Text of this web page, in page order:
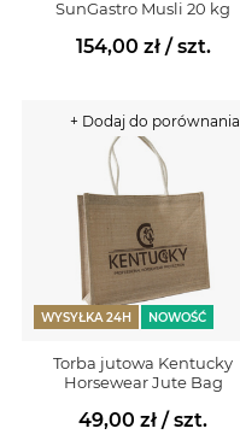
SunGastro Musli 20 kg
154,00 zł/ szt.
WYSYŁKA 24H NOWOŚĆ
Torba jutowa Kentucky
Horsewear Jute Bag
49,00 zł / szt.
+ Dodaj do porównania